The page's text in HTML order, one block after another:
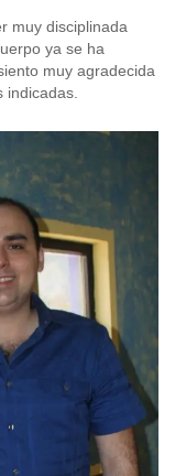
muy disciplinada
ya se ha
muy agradecida